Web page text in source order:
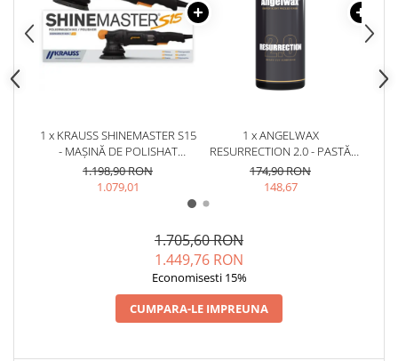
1 x KRAUSS SHINEMASTER S15
- MAȘINĂ DE POLISHAT
ORBITALĂ (15MM)
1.198,90 RON
1.079,01
1 x ANGELWAX
RESURRECTION 2.0 - PASTĂ
POLISH ABRAZIVĂ (HEAVY
CUT, 500ML)
174,90 RON
148,67
1.705,60 RON
1.449,76 RON
Economisesti 15%
CUMPARA-LE IMPREUNA